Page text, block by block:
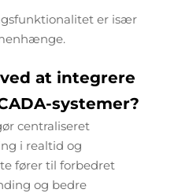
er især
at integrere
systemer?
centraliseret
i realtid og
fører til forbedret
og bedre